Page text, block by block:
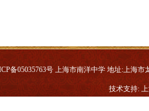
备05035763号 上海市南洋中学 地址:上海市
技术支持: